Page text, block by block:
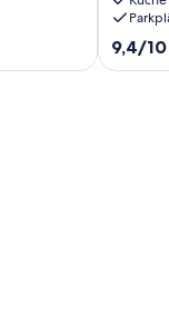
500m
zum
Strand,
9.4
von
9,4/10